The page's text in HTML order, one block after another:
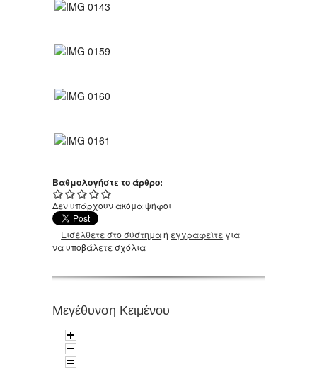
Βαθμολογήστε το άρθρο:
Δεν υπάρχουν ακόμα ψήφοι
Εισέλθετε στο σύστημαή εγγραφείτε για
να υποβάλετε σχόλια
Μεγέθυνση Κειμένου